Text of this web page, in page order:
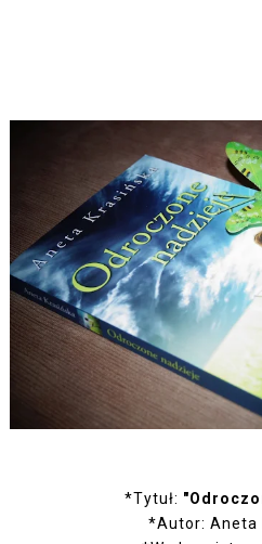
*Tytuł:
*Autor: Aneta